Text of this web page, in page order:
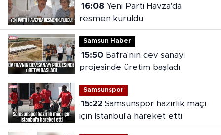
16:08Yeni Parti Havza'da
resmen kuruldu
Samsun Haber
15:50Bafra'nın dev sanayi
projesinde üretim başladı
Samsunspor
15:22Samsunspor hazırlık maçı
için İstanbul'a hareket etti